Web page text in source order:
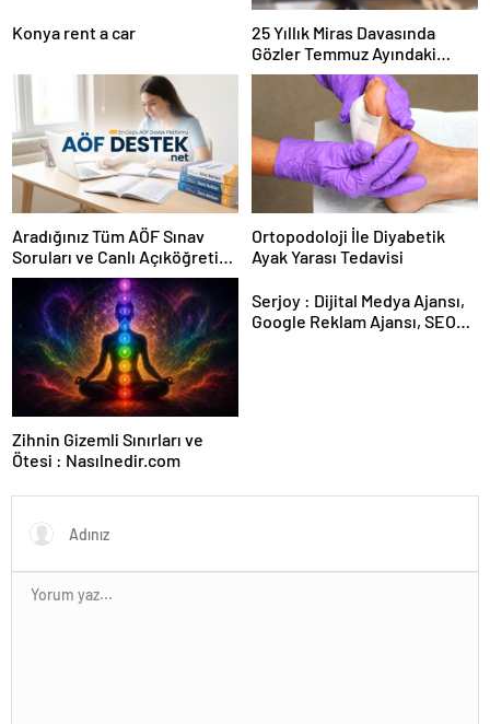
Konya rent a car
25 Yıllık Miras Davasında
Gözler Temmuz Ayındaki
Karar Duruşmasına Çevrildi
Aradığınız Tüm AÖF Sınav
Soruları ve Canlı Açıköğretim
Forumu Burada
Ortopodoloji İle Diyabetik
Ayak Yarası Tedavisi
Zihnin Gizemli Sınırları ve
Ötesi : Nasılnedir.com
Serjoy : Dijital Medya Ajansı,
Google Reklam Ajansı, SEO